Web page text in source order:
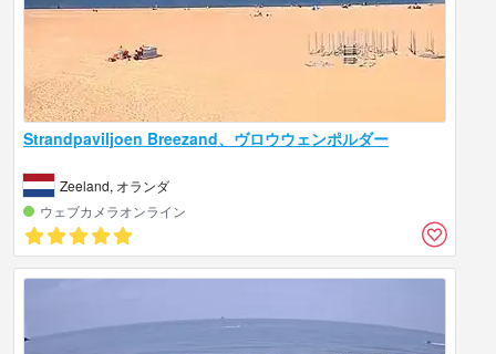
Strandpaviljoen Breezand、ヴロウウェンポルダー
Zeeland, オランダ
ウェブカメラオンライン